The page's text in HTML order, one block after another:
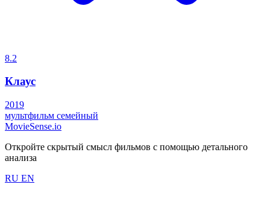
8.2
Клаус
2019
мультфильм семейный
MovieSense.io
Откройте скрытый смысл фильмов с помощью детального
анализа
RU EN